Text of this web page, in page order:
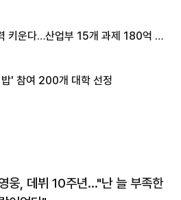
키운다…산업부 15개 과제 180억 지
' 참여 200개 대학 선정
웅, 데뷔 10주년…"난 늘 부족한